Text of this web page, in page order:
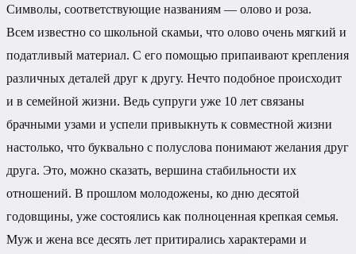
Символы, соответствующие названиям — олово и роза.
Всем известно со школьной скамьи, что олово очень мягкий и
податливый материал. С его помощью припаивают крепления
различных деталей друг к другу. Нечто подобное происходит
и в семейной жизни. Ведь супруги уже 10 лет связаны
брачными узами и успели привыкнуть к совместной жизни
настолько, что буквально с полуслова понимают желания друг
друга. Это, можно сказать, вершина стабильности их
отношений. В прошлом молодожены, ко дню десятой
годовщины, уже состоялись как полноценная крепкая семья.
Муж и жена все десять лет притирались характерами и